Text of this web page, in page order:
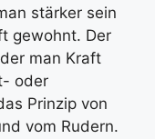
stärker sein
gewohnt. Der
man Kraft
oder
Prinzip von
vom Rudern.